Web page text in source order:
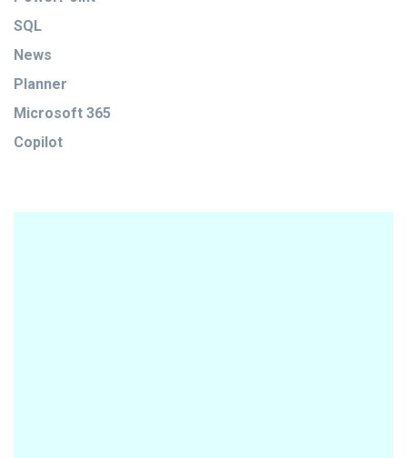
SQL
News
Planner
Microsoft 365
Copilot